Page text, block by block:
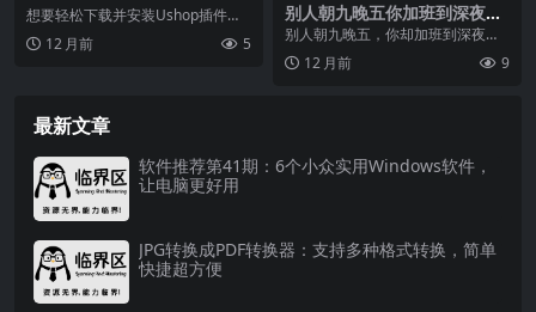
想要轻松下载并安装Ushop插件？
本教程将带你一步步完成操作，覆
盖360、360...
12 月前 5
别人朝九晚五你加班到深夜？
这5款神器堪称职场作弊器
别人朝九晚五，你却加班到深夜？
不是你不够努力，而是没找对工
具！这 5 款高效办公...
12 月前 9
最新文章
软件推荐第41期：6个小众实用Windows软件，
让电脑更好用
JPG转换成PDF转换器：支持多种格式转换，简单
快捷超方便